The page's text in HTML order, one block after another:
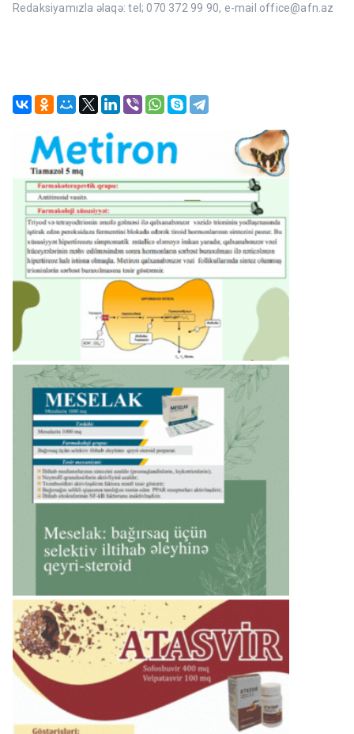
Redaksiyamızla əlaqə: tel; 070 372 99 90, e-mail office@afn.az